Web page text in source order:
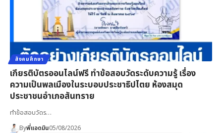
สังคมศึกษา
เกียรติบัตรออนไลน์ฟรี ทำข้อสอบวัดระดับความรู้ เรื่อง
ความเป็นพลเมืองในระบอบประชาธิปไตย ห้องสมุด
ประชาชนอำเภอสันทราย
ทำข้อสอบวัดร…
Byพี่แอดมิน05/08/2026